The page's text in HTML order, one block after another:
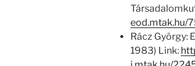
eod.mtak.hu/
Rácz György:
1983) Link: